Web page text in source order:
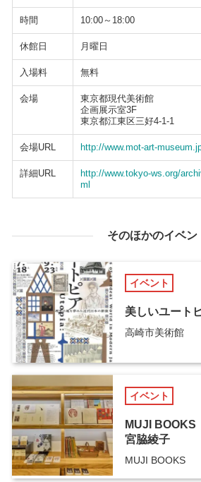
時間 10:00～18:00
休館日 月曜日
入場料 無料
会場
東京都現代美術館
企画展示室3F
東京都江東区三好4-1-1
会場URL http://www.mot-art-
詳細URL
http://www.tokyo-ws.org/
ml
そのほかのイベン
イベント
美しいユート
高崎市美術館
イベント
MUJI BOOKS
宮脇綾子
MUJI BOOKS